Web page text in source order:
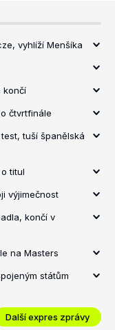
vyhlíží Menšíka
končí
čtvrtfinále
tuší španělská
titul
výjimečnost
končí v
na Masters
státům
Další expres zprávy